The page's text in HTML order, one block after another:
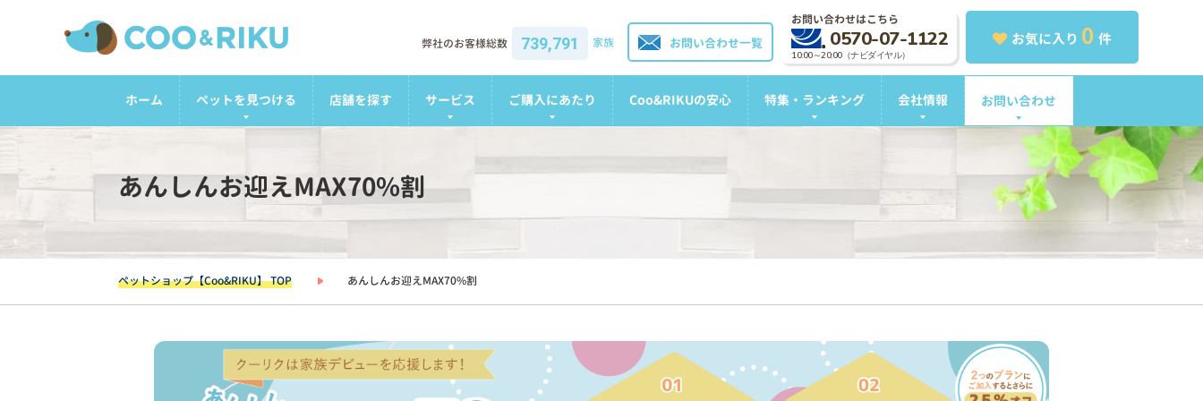
お気に入り 0 件
お問い合わせはこちら
0570-07-1122
10:00～20:00（ナビダイヤル）
お問い合わせ一覧
弊社のお客様総数 739,791 家族
ホーム ペットを見つける 店舗を探す サービス ご購入にあたり Coo&RIKUの安心 特集・ランキング 会社情報 お問い合わせ
あんしんお迎えMAX70%割
ペットショップ【Coo&RIKU】 TOP あんしんお迎えMAX70%割